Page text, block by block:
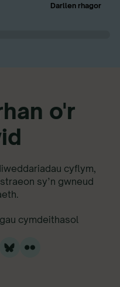
Darllen rhagor
o'r
cyflym,
sy’n gwneud
cymdeithasol